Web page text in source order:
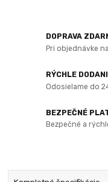
DOPRAVA
Pri objednávke
RÝCHLE
Odosielame do
BEZPEČNÉ
Bezpečné a